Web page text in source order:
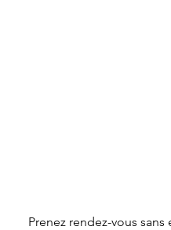
Prenez rendez-vous